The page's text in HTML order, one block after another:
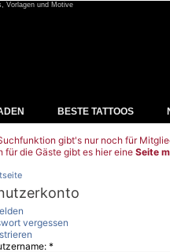
Vorlagen und Motive
BESTE TATTOOS
gibt's nur noch für
für die Gäste gibt es hier eine Seite
vergessen
*